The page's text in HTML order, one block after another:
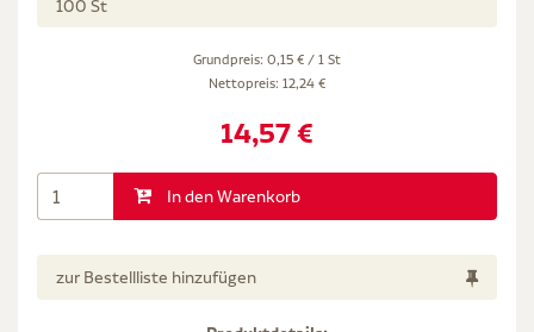
100 St
Grundpreis: 0,15 € / 1 St
Nettopreis: 12,24 €
14,57 €
In den Warenkorb
zur Bestellliste hinzufügen